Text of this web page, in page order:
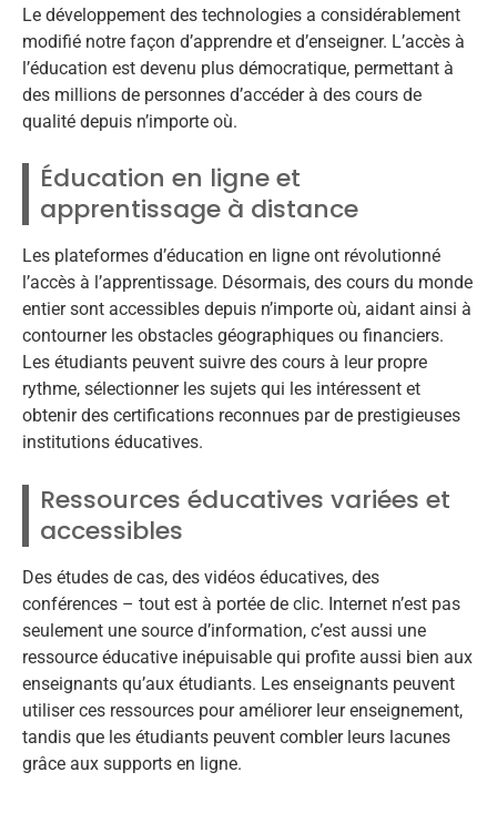
Le développement des technologies a considérablement
modifié notre façon d’apprendre et d’enseigner. L’accès à
l’éducation est devenu plus démocratique, permettant à
des millions de personnes d’accéder à des cours de
qualité depuis n’importe où.
Éducation en ligne et
apprentissage à distance
Les plateformes d’éducation en ligne ont révolutionné
l’accès à l’apprentissage. Désormais, des cours du monde
entier sont accessibles depuis n’importe où, aidant ainsi à
contourner les obstacles géographiques ou financiers.
Les étudiants peuvent suivre des cours à leur propre
rythme, sélectionner les sujets qui les intéressent et
obtenir des certifications reconnues par de prestigieuses
institutions éducatives.
Ressources éducatives variées et
accessibles
Des études de cas, des vidéos éducatives, des
conférences – tout est à portée de clic. Internet n’est pas
seulement une source d’information, c’est aussi une
ressource éducative inépuisable qui profite aussi bien aux
enseignants qu’aux étudiants. Les enseignants peuvent
utiliser ces ressources pour améliorer leur enseignement,
tandis que les étudiants peuvent combler leurs lacunes
grâce aux supports en ligne.